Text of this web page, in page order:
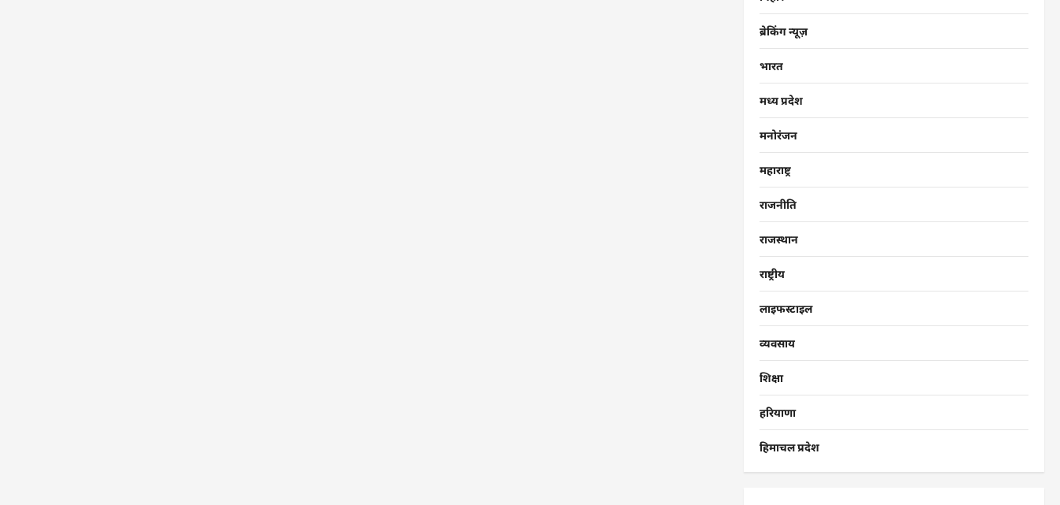
ब्रेकिंग न्यूज़
भारत
मध्य प्रदेश
मनोरंजन
महाराष्ट्र
राजनीति
राजस्थान
राष्ट्रीय
लाइफस्टाइल
व्यवसाय
शिक्षा
हरियाणा
हिमाचल प्रदेश